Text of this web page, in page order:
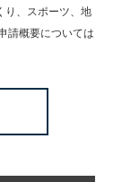
り、スポーツ、地
請概要については